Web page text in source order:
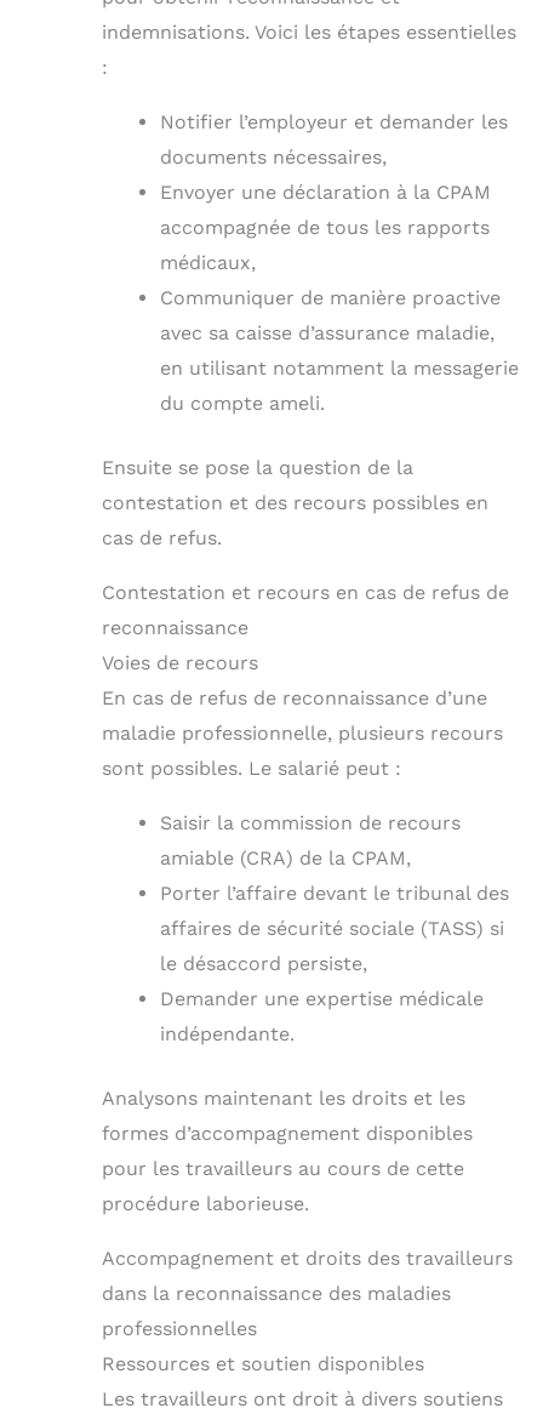
indemnisations. Voici les étapes essentielles
:
Notifier l’employeur et demander les
documents nécessaires,
Envoyer une déclaration à la CPAM
accompagnée de tous les rapports
médicaux,
Communiquer de manière proactive
avec sa caisse d’assurance maladie,
en utilisant notamment la messagerie
du compte ameli.
Ensuite se pose la question de la
contestation et des recours possibles en
cas de refus.
Contestation et recours en cas de refus de
reconnaissance
Voies de recours
En cas de refus de reconnaissance d’une
maladie professionnelle, plusieurs recours
sont possibles. Le salarié peut :
Saisir la commission de recours
amiable (CRA) de la CPAM,
Porter l’affaire devant le tribunal des
affaires de sécurité sociale (TASS) si
le désaccord persiste,
Demander une expertise médicale
indépendante.
Analysons maintenant les droits et les
formes d’accompagnement disponibles
pour les travailleurs au cours de cette
procédure laborieuse.
Accompagnement et droits des travailleurs
dans la reconnaissance des maladies
professionnelles
Ressources et soutien disponibles
Les travailleurs ont droit à divers soutiens